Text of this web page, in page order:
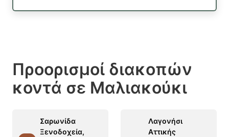
Προορισμοί διακοπών
κοντά σε Μαλιακούκι
Σαρωνίδα
Ξενοδοχεία,
Λαγονήσι
Αττικής